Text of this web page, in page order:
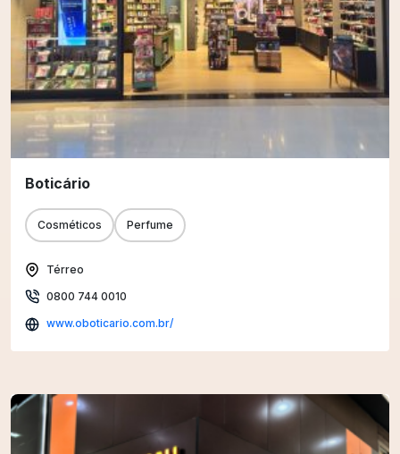
Boticário
Cosméticos Perfume
Térreo
0800 744 0010
www.oboticario.com.br/